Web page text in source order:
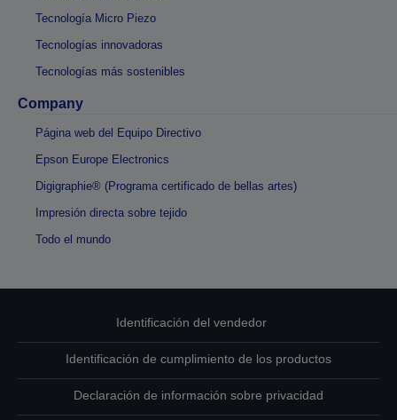
Tecnología Micro Piezo
Tecnologías innovadoras
Tecnologías más sostenibles
Company
Página web del Equipo Directivo
Epson Europe Electronics
Digigraphie® (Programa certificado de bellas artes)
Impresión directa sobre tejido
Todo el mundo
Identificación del vendedor
Identificación de cumplimiento de los productos
Declaración de información sobre privacidad